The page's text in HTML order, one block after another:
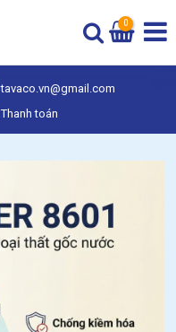
0
tavaco.vn@gmail.com
Thanh toán